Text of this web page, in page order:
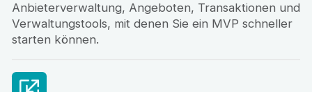
Anbieterverwaltung, Angeboten, Transaktionen und
Verwaltungstools, mit denen Sie ein MVP schneller
starten können.